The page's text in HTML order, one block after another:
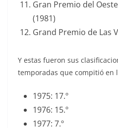
Gran Premio del
(1981)
Grand Premio de Las
Y estas fueron sus
temporadas que compitió en
1975: 17.º
1976: 15.º
1977: 7.º